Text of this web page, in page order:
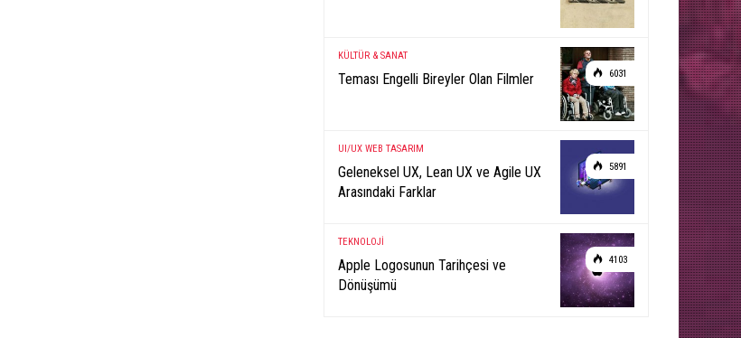
6031
KÜLTÜR & SANAT
Teması Engelli Bireyler Olan Filmler
5891
UI/UX WEB TASARIM
Geleneksel UX, Lean UX ve Agile UX
Arasındaki Farklar
4103
TEKNOLOJİ
Apple Logosunun Tarihçesi ve
Dönüşümü